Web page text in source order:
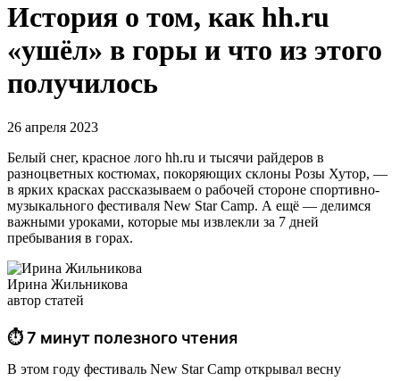
История о том, как hh.ru
«ушёл» в горы и что из этого
получилось
26 апреля 2023
Белый снег, красное лого hh.ru и тысячи райдеров в
разноцветных костюмах, покоряющих склоны Розы Хутор, —
в ярких красках рассказываем о рабочей стороне спортивно-
музыкального фестиваля New Star Camp. А ещё — делимся
важными уроками, которые мы извлекли за 7 дней
пребывания в горах.
Ирина Жильникова
автор статей
⏱ 7 минут полезного чтения
В этом году фестиваль New Star Camp открывал весну